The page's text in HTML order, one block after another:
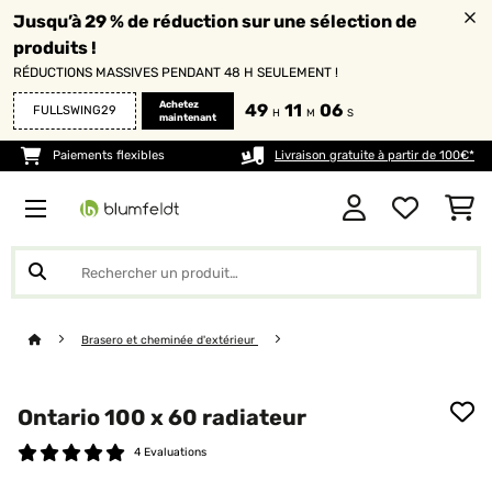
Jusqu’à 29 % de réduction sur une sélection de
produits !
RÉDUCTIONS MASSIVES PENDANT 48 H SEULEMENT !
FULLSWING29
Achetez
maintenant
49 H 11 M 04 S
Paiements flexibles Livraison gratuite à partir de 100€*
Brasero et cheminée d'extérieur
Ontario 100 x 60 radiateur
4 Evaluations